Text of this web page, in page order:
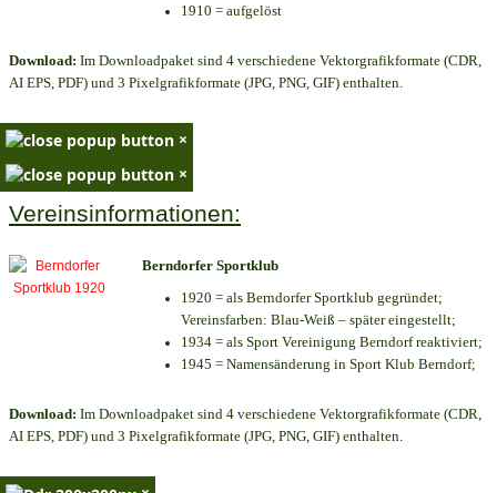
1910 = aufgelöst
Download: Im Downloadpaket sind 4 verschiedene Vektorgrafikformate (CDR,
AI EPS, PDF) und 3 Pixelgrafikformate (JPG, PNG, GIF) enthalten.
×
×
Vereinsinformationen:
Berndorfer Sportklub
1920 = als Berndorfer Sportklub gegründet;
Vereinsfarben: Blau-Weiß – später eingestellt;
1934 = als Sport Vereinigung Berndorf reaktiviert;
1945 = Namensänderung in Sport Klub Berndorf;
Download: Im Downloadpaket sind 4 verschiedene Vektorgrafikformate (CDR,
AI EPS, PDF) und 3 Pixelgrafikformate (JPG, PNG, GIF) enthalten.